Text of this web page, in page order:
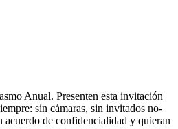
Anual. Presenten esta invitación
sin cámaras, sin invitados no-
acuerdo de confidencialidad y quieran